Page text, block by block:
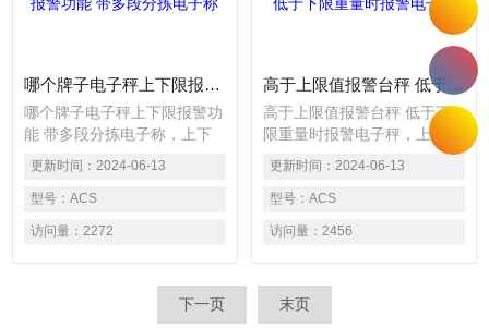
品重量超出上限设定值时声光
超出上限设定值时声光报警，
哪个牌子电子秤上下限报警功能 带多段分拣电子称
哪个牌子电子秤上下限报警功
能 带多段分拣电子称，上下
限报警电子秤主要用于各种自
动化包装流水线上自动重量检
测、上下限判别或重量分级选
择，广泛应用于制药、食品、
保健品、日化、电池、轻工等
用。电子称以高速度之动态重
量读取方式检出生产线上的产
更新时间： 2024-06-13
型号： ACS
访问量： 2272
高于上限值报警台秤 低于下限重量时报警电子秤
高于上限值报警台秤 低于下
限重量时报警电子秤，上下限
报警电子秤主要用于各种自动
化包装流水线上自动重量检
测、上下限判别或重量分级选
择，广泛应用于制药、食品、
保健品、日化、电池、轻工等
用。电子称以高速度之动态重
量读取方式检出生产线上的产
更新时间： 2024-06-13
型号： ACS
访问量： 2456
下一页 末页